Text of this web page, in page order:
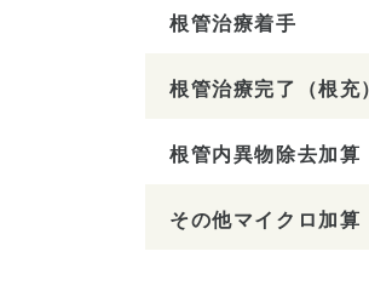
根管治療着手
根管治療完了（根充
根管内異物除去加算
その他マイクロ加算